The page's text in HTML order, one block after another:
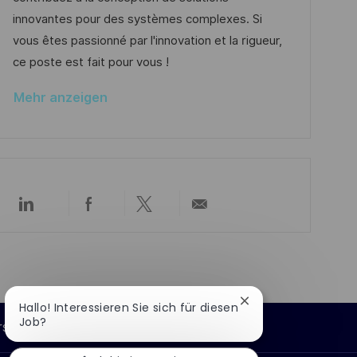
g
e
r
V
r
n
h
u
o
r
i
innovantes pour des systèmes complexes. Si
vous êtes passionné par l'innovation et la rigueur,
ce poste est fait pour vous !
Mehr anzeigen
Über
Über
Über
Per
Informationen
Hallo! Interessieren Sie sich für diesen
Job?
Chatbot-
schließen